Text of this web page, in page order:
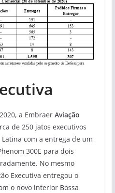
a Embraer Aviação
de 250 jatos executivos
com a entrega de um
300E para dois
No mesmo
Executiva entregou o
o novo interior Bossa